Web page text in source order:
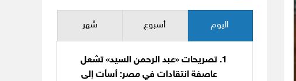
اليوم أسبوع شهر
تصريحات «عبد الرحمن السيد» تشعل
عاصفة انتقادات في مصر: أسأت إلى